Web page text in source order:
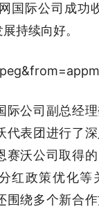
国际公司成功
持续向好。
际公司副总经
代表团进行了
赛沃公司取得
红政策优化等
围绕多个新合